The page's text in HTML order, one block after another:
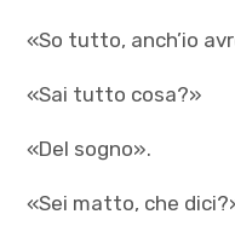
«So tutto, anch’io
«Sai tutto cosa?»
«Del sogno».
«Sei matto, che